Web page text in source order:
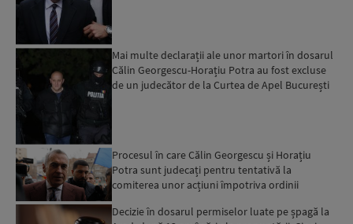
Mai multe declarații ale unor martori în dosarul
Călin Georgescu-Horațiu Potra au fost excluse
de un judecător de la Curtea de Apel București
Procesul în care Călin Georgescu și Horațiu
Potra sunt judecați pentru tentativă la
comiterea unor acțiuni împotriva ordinii
Decizie în dosarul permiselor luate pe șpagă la